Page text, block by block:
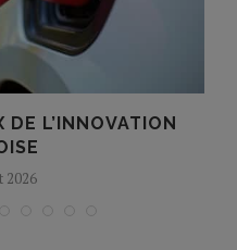
DE L’INNOVATION
2026